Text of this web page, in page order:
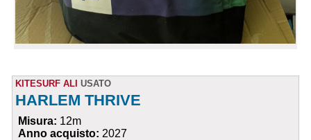
KITESURF ALI USATO
HARLEM THRIVE
Misura: 12m
Anno acquisto: 2027